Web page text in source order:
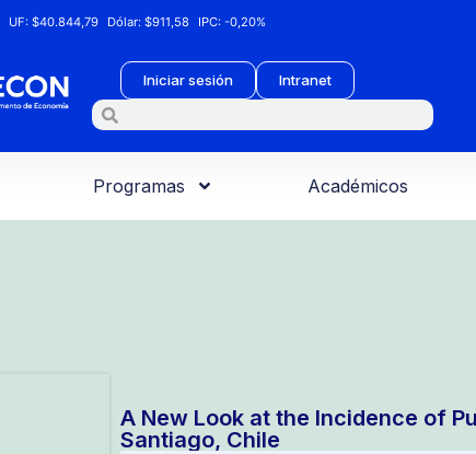
UF:$40.844,79 Dólar:$911,58 IPC:-0,20%
Iniciar sesión Intranet
Programas Académicos
A New Look at the Incidence of
Santiago, Chile